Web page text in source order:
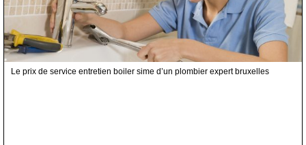
Le prix de service entretien boiler sime d’un plombier expert bruxelles